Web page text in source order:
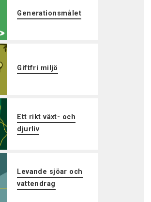
Generationsmålet
Giftfri miljö
Ett rikt växt- och
djurliv
Levande sjöar och
vattendrag